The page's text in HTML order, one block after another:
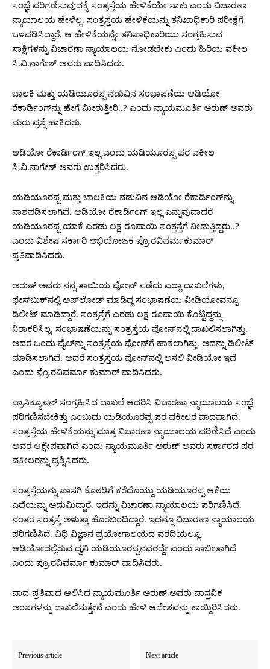
ಸಂಜ್ಞೆ ಪರಿಗಣಿಸುವುದಕ್ಕೆ ಸಂತ್ರಸ್ತೆಯ ಹೇಳಿಕೆಯೇ ಸಾಕು ಎಂದು ವಿಚಾರಣಾ
ನ್ಯಾಯಾಲಯ ಹೇಳಿಲ್ಲ. ಸಂತ್ರಸ್ತೆಯ ಹೇಳಿಕೆಯನ್ನು ತನಿಖಾಧಿಕಾರಿ ಪರೀಕ್ಷೆಗೆ
ಒಳಪಡಿಸಿದ್ದಾರೆ. ಆ ಹೇಳಿಕೆಯನ್ನೇ ತನಿಖಾಧಿಕಾರಿಯು ಸಂಗ್ರಹಿಸುವ
ಸಾಕ್ಷಿಗಳನ್ನು ವಿಚಾರಣಾ ನ್ಯಾಯಾಲಯ ನೋಡಬೇಕು ಎಂದು ಹಿರಿಯ ವಕೀಲ
ಸಿ.ವಿ.ನಾಗೇಶ್‌ ಅವರು ವಾದಿಸಿದರು.
ಬಾಲಕಿ ಮತ್ತು ಯಡಿಯೂರಪ್ಪ ನಡುವಿನ ಸಂಭಾಷಣೆಯ ಆಡಿಯೋ
ರೆಕಾರ್ಡಿಂಗ್‌ನ್ನು ಹೇಗೆ ಮೀರುತ್ತೀರಿ..? ಎಂದು ನ್ಯಾಯಮೂರ್ತಿ ಅರುಣ್‌ ಅವರು
ಮರು ಪ್ರಶ್ನೆ ಹಾಕಿದರು.
ಆಡಿಯೋ ರೆಕಾರ್ಡಿಂಗ್‌ ಇಲ್ಲ ಎಂದು ಯಡಿಯೂರಪ್ಪ ಪರ ವಕೀಲ
ಸಿ.ವಿ.ನಾಗೇಶ್‌ ಅವರು ಉತ್ತರಿಸಿದರು.
ಯಡಿಯೂರಪ್ಪ ಮತ್ತು ಬಾಲಕಿಯ ನಡುವಿನ ಆಡಿಯೋ ರೆಕಾರ್ಡಿಂಗ್‌ನ್ನು
ನಾಶಪಡಿಸಲಾಗಿದೆ. ಆಡಿಯೋ ರೆಕಾರ್ಡಿಂಗ್‌ ಇಲ್ಲ ಎನ್ನುವುದಾದರೆ
ಯಡಿಯೂರಪ್ಪ ಯಾಕೆ ಎರಡು ಲಕ್ಷ ರೂಪಾಯಿ ಸಂತ್ತಸ್ತೆಗೆ ನೀಡುತ್ತಿದ್ದರು..?
ಎಂದು ವಿಶೇಷ ಸರ್ಕಾರಿ ಅಭಿಯೋಜಕ ಪ್ರೊ.ರವಿವರ್ಮಕುಮಾರ್‌
ಪ್ರತಿವಾದಿಸಿದರು.
ಅರುಣ್‌ ಅವರು ನನ್ನ ತಾಯಿಯ ಫೋನ್‌ ಪಡೆದು ಎಲ್ಲಾ ದಾಖಲೆಗಳು,
ಫೇಸ್‌ಬುಕ್‌ನಲ್ಲಿ ಅಪ್‌ಲೋಡ್‌ ಮಾಡಿದ್ದ ಸಂಭಾಷಣೆಯ ವೀಡಿಯೋವನ್ನೂ
ಡಿಲೀಟ್‌ ಮಾಡಿದ್ದಾರೆ. ಸಂತ್ರಸ್ತೆಗೆ ಎರಡು ಲಕ್ಷ ರೂಪಾಯಿ ಕೊಟ್ಟಿದ್ದನ್ನು
ನಿರಾಕರಿಸಿಲ್ಲ. ಸಂಭಾಷಣೆಯನ್ನು ಸಂತ್ರಸ್ತೆಯ ಫೋನ್‌ನಲ್ಲಿ ದಾಖಲಿಸಲಾಗಿತ್ತು.
ಅದರ ಒಂದು ಫೈಲ್‌ನ್ನು ಸಂತ್ರಸ್ತೆಯ ಫೋನ್‌ಗೆ ಹಾಕಲಾಗಿತ್ತು. ಅದನ್ನು ಡಿಲೀಟ್
ಮಾಡಿಸಲಾಗಿದೆ. ಆದರೆ ಸಂತ್ರಸ್ತೆಯ ಫೋನ್‌ನಲ್ಲಿ ಅಸಲಿ ವೀಡಿಯೋ ಇದೆ
ಎಂದು ಪ್ರೊ.ರವಿವರ್ಮಾ ಕುಮಾರ್‌ ವಾದಿಸಿದರು.
ಪ್ರಾಸಿಕ್ಯೂಷನ್‌ ಸಂಗ್ರಹಿಸಿದ ದಾಖಲೆ ಆಧರಿಸಿ ವಿಚಾರಣಾ ನ್ಯಾಯಾಲಯ ಸಂಜ್ಞೆ
ಪರಿಗಣಿಸಬೇಕಿತ್ತು ಎಂಬುದು ಯಡಿಯೂರಪ್ಪ ಪರ ವಕೀಲರ ವಾದವಾಗಿದೆ.
ಸಂತ್ರಸ್ತೆಯ ಹೇಳಿಕೆಯನ್ನು ಮಾತ್ರ ವಿಚಾರಣಾ ನ್ಯಾಯಾಲಯ ಪರಿಣಿಸಿದೆ ಎಂದು
ಅವರ ಆಕ್ಷೇಪವಾಗಿದೆ ಎಂದು ನ್ಯಾಯಮೂರ್ತಿ ಅರುಣ್‌ ಅವರು ಸರ್ಕಾರದ ಪರ
ವಕೀಲರನ್ನು ಪ್ರಶ್ನಿಸಿದರು.
ಸಂತ್ರಸ್ತೆಯನ್ನು ಖಾಸಗಿ ಕೊಠಡಿಗೆ ಕರೆದೊಯ್ದು ಯಡಿಯೂರಪ್ಪ ಆಕೆಯ
ಎದೆಯನ್ನು ಅದುಮಿದ್ದಾರೆ. ಇದನ್ನು ವಿಚಾರಣಾ ನ್ಯಾಯಾಲಯ ಪರಿಗಣಿಸಿದೆ.
ನಂತರ ಸಂತ್ರಸ್ತೆ ಅಳುತ್ತಾ ಹೊರಬಂದಿದ್ದಾರೆ. ಇದನ್ನೂ ವಿಚಾರಣಾ ನ್ಯಾಯಾಲಯ
ಪರಿಗಣಿಸಿದೆ. ವಿಧಿ ವಿಜ್ಞಾನ ಪ್ರಯೋಗಾಲಯದ ವರದಿಯಲ್ಲೂ
ಆಡಿಯೋದಲ್ಲಿರುವ ಧ್ವನಿ ಯಡಿಯೂರಪ್ಪನವರದ್ದೇ ಎಂದು ಸಾಬೀತಾಗಿದೆ
ಎಂದು ಪ್ರೊ.ರವಿವರ್ಮಾ ಕುಮಾರ್‌ ವಾದಿಸಿದರು.
ವಾದ-ಪ್ರತಿವಾದ ಆಲಿಸಿದ ನ್ಯಾಯಮೂರ್ತಿ ಅರುಣ್‌ ಅವರು ವಾಸ್ತವಿಕ
ಅಂಶಗಳನ್ನು ದಾಖಲಿಸುತ್ತೇನೆ ಎಂದು ಹೇಳಿ ಆದೇಶವನ್ನು ಕಾಯ್ದಿರಿಸಿದರು.
Previous article Next article